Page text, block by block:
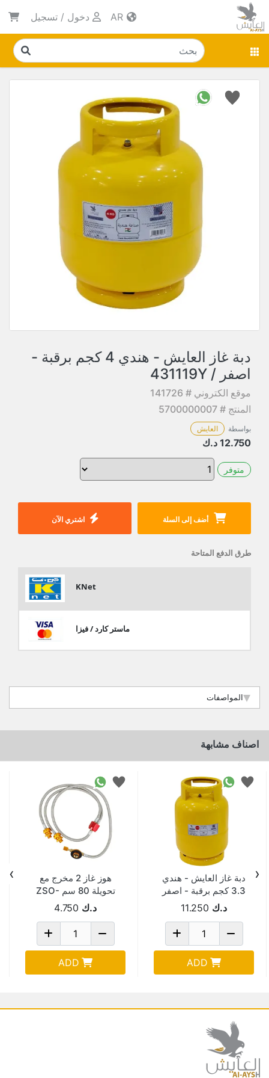
دخول / تسجيل
دبة غاز العايش - هندي 4 كجم برقبة -
اصفر / 431119Y
موقع الكتروني # 141726
المنتج # 5700000007
بواسطة العايش
12.750 د.ك
متوفر
أضف إلى السلة اشتري الآن
طرق الدفع المتاحة
KNet
ماستر كارد / فيزا
المواصفات
اصناف مشابهة
دبة غاز العايش - هندي
3.3 كجم برقبة - اصفر
/ 331119Y
د.ك 11.250
ADD
هوز غاز 2 مخرج مع
تحويلة 80 سم ZSO-
20 د.ك 4.750
ADD
‹
›